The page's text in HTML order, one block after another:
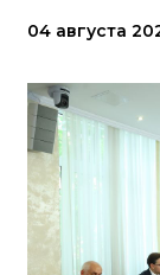
04 августа